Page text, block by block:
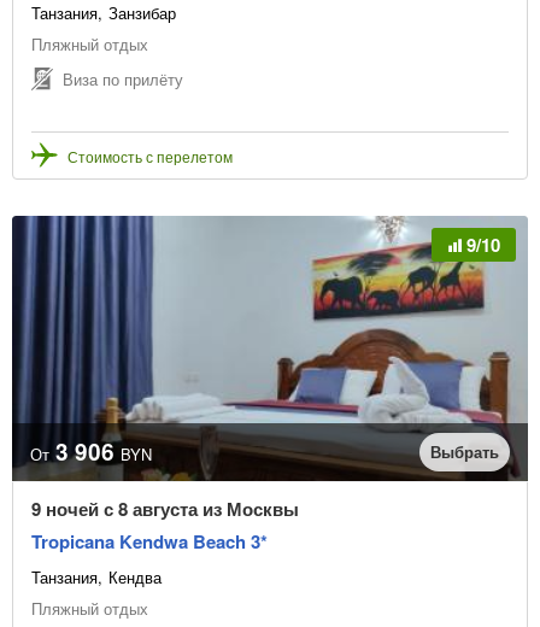
Танзания Занзибар
Пляжный отдых
Виза по прилёту
Стоимость с перелетом
9/10
От 3 906 BYN Выбрать
9 ночей с 8 августа из Москвы
Tropicana Kendwa Beach 3*
Танзания Кендва
Пляжный отдых